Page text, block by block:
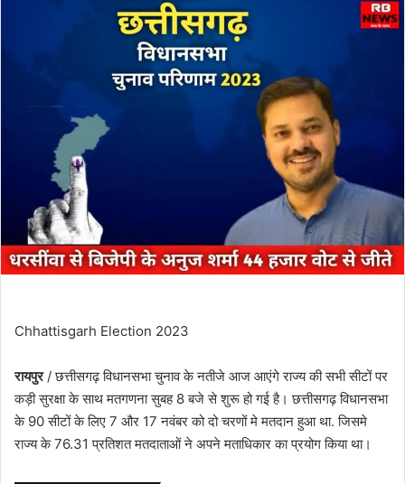
Chhattisgarh Election 2023
रायपुर/ छत्तीसगढ़ विधानसभा चुनाव के नतीजे आज आएंगे राज्य की सभी सीटों पर
कड़ी सुरक्षा के साथ मतगणना सुबह 8 बजे से शुरू हो गई है। छत्तीसगढ़ विधानसभा
के 90 सीटों के लिए 7 और 17 नवंबर को दो चरणों मे मतदान हुआ था. जिसमे
राज्य के 76.31 प्रतिशत मतदाताओं ने अपने मताधिकार का प्रयोग किया था।